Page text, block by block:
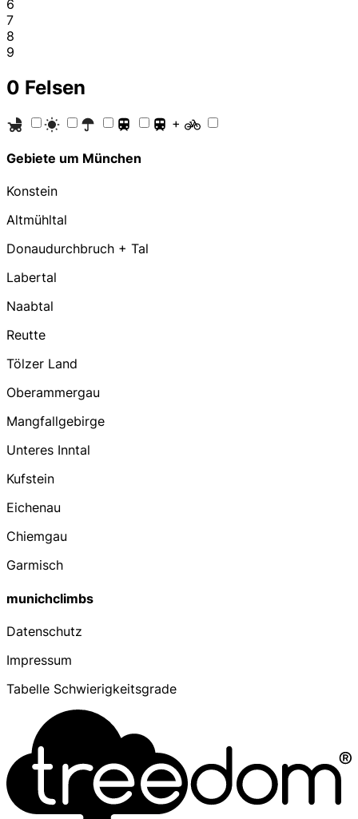
6
7
8
9
0 Felsen
+
Gebiete um München
Konstein
Altmühltal
Donaudurchbruch + Tal
Labertal
Naabtal
Reutte
Tölzer Land
Oberammergau
Mangfallgebirge
Unteres Inntal
Kufstein
Eichenau
Chiemgau
Garmisch
munichclimbs
Datenschutz
Impressum
Tabelle Schwierigkeitsgrade